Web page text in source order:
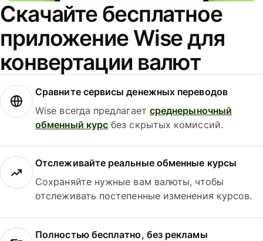
Скачайте бесплатное
приложение Wise для
конвертации валют
Сравните сервисы денежных переводов
Wise всегда предлагает среднерыночный
обменный курс без скрытых комиссий.
Отслеживайте реальные обменные курсы
Сохраняйте нужные вам валюты, чтобы
отслеживать постепенные изменения курсов.
Полностью бесплатно, без рекламы